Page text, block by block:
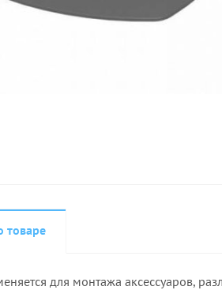
товаре
для монтажа аксессуаров,